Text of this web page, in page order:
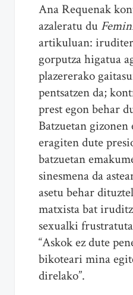
Ana Requenak
azaleratu du
artikuluan:
gorputza higatua
plazererako
pentsatzen da;
prest egon behar
Batzuetan gizonen
eragiten dute
batzuetan
sinesmena da
asetu behar
matxista bat
sexualki
“Askok ez dute
bikoteari mina
direlako”.